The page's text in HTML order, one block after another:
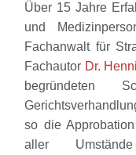
Über 15 Jahre
und
Fachanwalt für
Fachautor Dr.
begründeten
so die
aller